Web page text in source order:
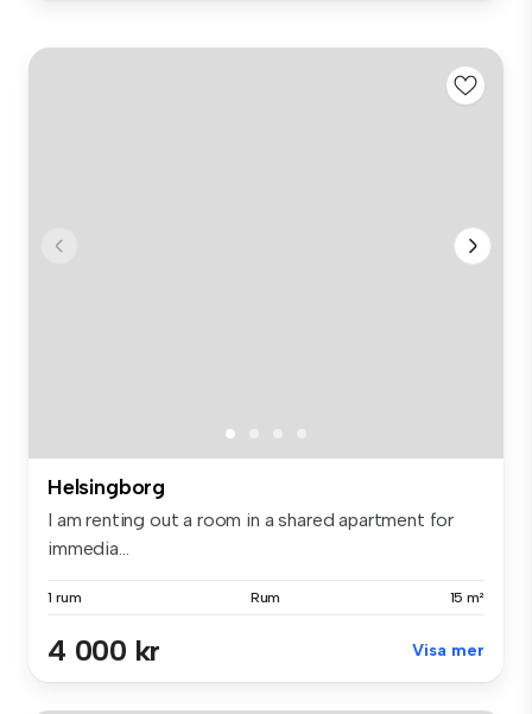
Helsingborg
I am renting out a room in a shared apartment for
immedia...
1 rum Rum 15 m²
4 000 kr Visa mer